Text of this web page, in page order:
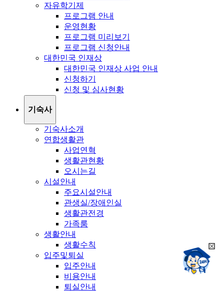
자유학기제
프로그램 안내
운영현황
프로그램 미리보기
프로그램 신청안내
대한민국 인재상
대한민국 인재상 사업 안내
신청하기
신청 및 심사현황
기숙사
기숙사소개
연합생활관
사업연혁
생활관현황
오시는길
시설안내
주요시설안내
관생실/장애인실
생활관전경
가족룸
생활안내
생활수칙
입주및퇴실
입주안내
비용안내
퇴실안내
챗봇상담:
24시
채팅상담:
9시~18시
희